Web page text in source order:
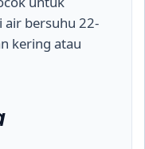
air bersuhu 22-
kering atau